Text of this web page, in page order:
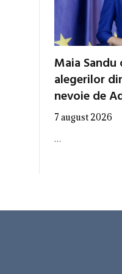
Maia
alegerilor
nevoie de
7 august 2026
…